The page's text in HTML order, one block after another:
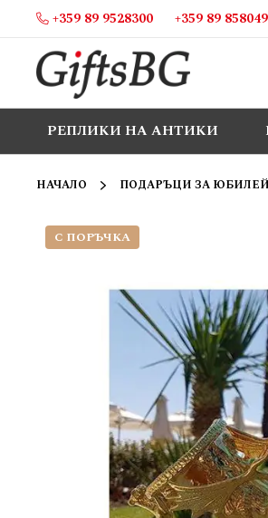
Прескачане
съдържанието
+359 89 9528300 +359 89
РЕПЛИКИ НА АНТИКИ
НАЧАЛО ПОДАРЪЦИ ЗА ЮБИЛЕЙ
С ПОРЪЧКА